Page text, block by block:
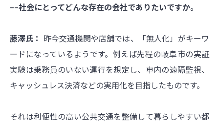
––社会にとってどんな存在の会社でありたいですか。
藤澤氏： 昨今交通機関や店舗では、「無人化」がキーワ
ードになっているようです。例えば先程の岐阜市の実証
実験は乗務員のいない運行を想定し、車内の遠隔監視、
キャッシュレス決済などの実用化を目指したものです。
それは利便性の高い公共交通を整備して暮らしやすい都